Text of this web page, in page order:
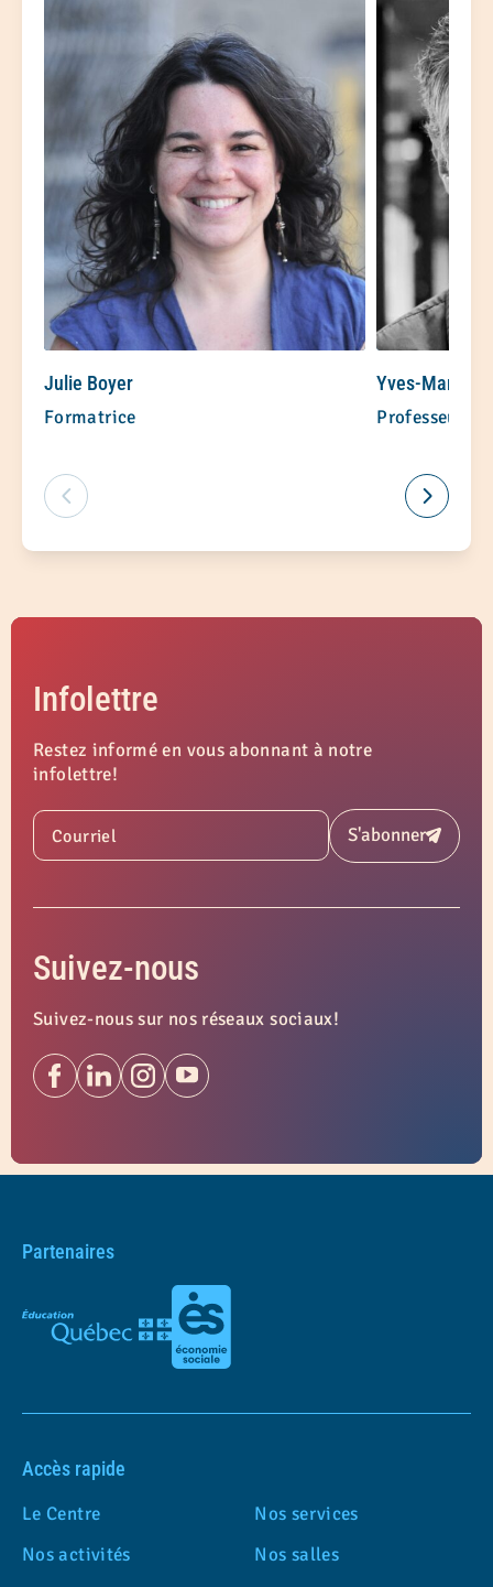
Julie Boyer
Formatrice
Yves-Marie
Professeur à
Infolettre
Restez informé en vous abonnant à notre
infolettre!
Courriel S'abonnerSoumettre
Suivez-nous
Suivez-nous sur nos réseaux sociaux!
Partenaires
Accès rapide
Le Centre
Nos services
Nos activités
Nos salles